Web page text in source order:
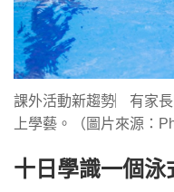
課外活動新趨勢︳有家
上學藝。（圖片來源：
十日學識一個泳